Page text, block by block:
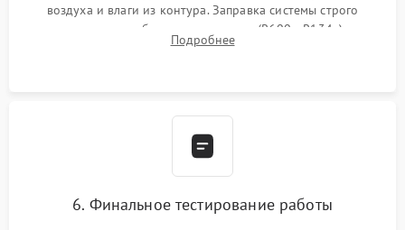
воздуха и влаги из контура. Заправка системы строго
дозированным объемом хладагента (R600a, R134a) по
электронным весам. Контроль рабочего давления в системе.
Подробнее
6. Финальное тестирование работы